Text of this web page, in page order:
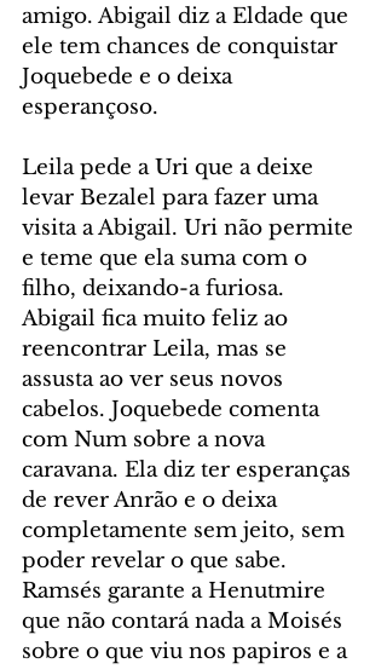
amigo. Abigail diz a Eldade que
ele tem chances de conquistar
Joquebede e o deixa
esperançoso.
Leila pede a Uri que a deixe
levar Bezalel para fazer uma
visita a Abigail. Uri não permite
e teme que ela suma com o
filho, deixando-a furiosa.
Abigail fica muito feliz ao
reencontrar Leila, mas se
assusta ao ver seus novos
cabelos. Joquebede comenta
com Num sobre a nova
caravana. Ela diz ter esperanças
de rever Anrão e o deixa
completamente sem jeito, sem
poder revelar o que sabe.
Ramsés garante a Henutmire
que não contará nada a Moisés
sobre o que viu nos papiros e a